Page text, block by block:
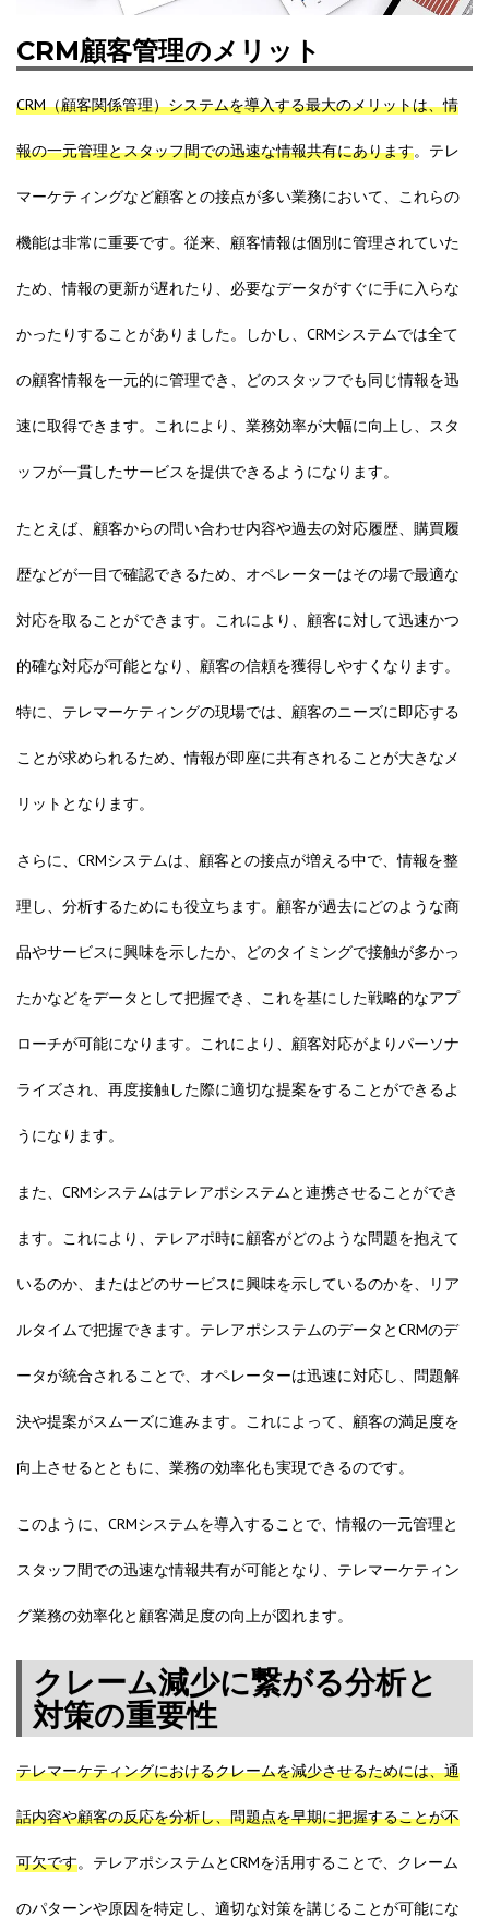
CRM顧客管理のメリット
CRM（顧客関係管理）システムを導入する最大のメリットは、情
報の一元管理とスタッフ間での迅速な情報共有にあります。テレ
マーケティングなど顧客との接点が多い業務において、これらの
機能は非常に重要です。従来、顧客情報は個別に管理されていた
ため、情報の更新が遅れたり、必要なデータがすぐに手に入らな
かったりすることがありました。しかし、CRMシステムでは全て
の顧客情報を一元的に管理でき、どのスタッフでも同じ情報を迅
速に取得できます。これにより、業務効率が大幅に向上し、スタ
ッフが一貫したサービスを提供できるようになります。
たとえば、顧客からの問い合わせ内容や過去の対応履歴、購買履
歴などが一目で確認できるため、オペレーターはその場で最適な
対応を取ることができます。これにより、顧客に対して迅速かつ
的確な対応が可能となり、顧客の信頼を獲得しやすくなります。
特に、テレマーケティングの現場では、顧客のニーズに即応する
ことが求められるため、情報が即座に共有されることが大きなメ
リットとなります。
さらに、CRMシステムは、顧客との接点が増える中で、情報を整
理し、分析するためにも役立ちます。顧客が過去にどのような商
品やサービスに興味を示したか、どのタイミングで接触が多かっ
たかなどをデータとして把握でき、これを基にした戦略的なアプ
ローチが可能になります。これにより、顧客対応がよりパーソナ
ライズされ、再度接触した際に適切な提案をすることができるよ
うになります。
また、CRMシステムはテレアポシステムと連携させることができ
ます。これにより、テレアポ時に顧客がどのような問題を抱えて
いるのか、またはどのサービスに興味を示しているのかを、リア
ルタイムで把握できます。テレアポシステムのデータとCRMのデ
ータが統合されることで、オペレーターは迅速に対応し、問題解
決や提案がスムーズに進みます。これによって、顧客の満足度を
向上させるとともに、業務の効率化も実現できるのです。
このように、CRMシステムを導入することで、情報の一元管理と
スタッフ間での迅速な情報共有が可能となり、テレマーケティン
グ業務の効率化と顧客満足度の向上が図れます。
クレーム減少に繋がる分析と
対策の重要性
テレマーケティングにおけるクレームを減少させるためには、通
話内容や顧客の反応を分析し、問題点を早期に把握することが不
可欠です。テレアポシステムとCRMを活用することで、クレーム
のパターンや原因を特定し、適切な対策を講じることが可能にな